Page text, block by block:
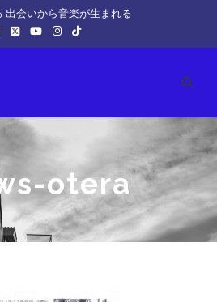
出会いから音楽が生まれる
otera